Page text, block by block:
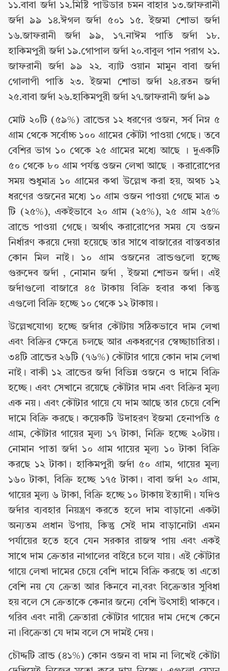
১১.বাবা জর্দা ১২.মিষ্টি পাউডার চমন বাহার ১৩.জাফরানী
জর্দা ৯৯ ১৪.ঈগল জর্দা ৫০১ ১৫. ইজমা শোভা জর্দা
১৬.জাফরানী জর্দা ৯৯, ১৭.নাঈম পাতি জর্দা ১৮.
হাকিমপুরী জর্দা ১৯.গোপাল জর্দা ২০.বাবুল পান পরাগ ২১.
জাফরানী জর্দা ৯৯ ২২. ব্যাট ওয়ান মামুন বাবা জর্দা
গোলাপী পাতি ২৩. ইজমা শোভা জর্দা ২৪.রতন জর্দা
২৫.বাবা জর্দা ২৬.হাকিমপুরী জর্দা ২৭.জাফরানী জর্দা ৯৯
মোট ২০টি (৫৯%) ব্রান্ডের ১২ ধরণের ওজন, সর্ব নিম্ন ৫
গ্রাম থেকে সর্বোচ্চ ১০০ গ্রামের কৌটা পাওয়া গেছে। তবে
বেশির ভাগ ১০ থেকে ২৫ গ্রামের মধ্যে আছে । দুএকটি
৫০ থেকে ৮০ গ্রাম পর্যন্ত ওজন লেখা আছে । করারোপের
সময় শুধুমাত্র ১০ গ্রামের কথা উল্লেখ করা হয়, অথচ ১২
ধরণের ওজনের মধ্যে ১০ গ্রাম ওজন পাওয়া গেছে মাত্র ৩
টি (২৫%), একইভাবে ২০ গ্রাম (২৫%), ২৫ গ্রাম ২৫%
ব্রান্ডে পাওয়া গেছে। অর্থাৎ করারোপের সময় যে ওজন
নির্ধারণ করয়ে দেয়া হয়েছে তার সাথে বাজারের বাস্তবতার
কোন মিল নাই। ১০ গ্রাম ওজনের ব্রান্ডগুলো হচ্ছে
গুরুদেব জর্দা , নোমান জর্দা , ইজমা শোভন জর্দা। এই
জর্দাগুলো বাজারে ৪৫ টাকায় বিক্রি হবার কথা কিন্তু
এগুলো বিক্রি হচ্ছে ১০ থেকে ১২ টাকায়।
উল্লেখযোগ্য হচ্ছে জর্দার কৌটায় সঠিকভাবে দাম লেখা
এবং বিক্রির ক্ষেত্রে চলছে আর একধরণের স্বেচ্ছাচারিতা।
৩৪টি ব্রান্ডের ২৬টি (৭৬%) কৌটার গায়ে কোন দাম লেখা
নাই। বাকী ১২ ব্রান্ডের জর্দা বিভিন্ন ওজনে ও দামে বিক্রি
হচ্ছে। এবং সেখানে রয়েছে কৌটার দাম এবং বিক্রির মূল্য
এক নয়। এবং কৌটার গায়ে যে দাম আছে তার চেয়ে বেশি
দামে বিক্রি করছে। কয়েকটি উদাহরণ ইজমা হেনাপতি ৫
গ্রাম, কৌটার গায়ের মূল্য ১৭ টাকা, নিক্রি হচ্ছে ২০টায়।
নোমান পাতা জর্দা ১০ গ্রাম গায়ের মূল্য ১০ টাকা বিক্রি
করছে ১২ টাকা। হাকিমপুরী জর্দা ৫০ গ্রাম, গায়ের মূল্য
১৬০ টাকা, বিক্রি হচ্ছে ১৭৫ টাকা। বাবা জর্দা ২০ গ্রাম,
গায়ের মূল্য ৬ টাকা, বিক্রি হচ্ছে ১০ টাকায় ইত্যাদী। যদিও
জর্দার ব্যবহার নিয়ন্ত্রণ করতে হলে দাম বাড়ানো একটা
অন্যতম প্রধান উপায়, কিন্তু সেই দাম বাড়ানোটা এমন
পর্যায়ের হতে হবে যেন সরকার রাজস্ব পায় এবং একই
সাথে দাম ক্রেতার নাগালের বাইরে চলে যায়। এই কৌটার
গায়ে লেখা দামের চেয়ে বেশি দামে বিক্রি করছে তা এতো
বেশি নয় যে ক্রেতা আর কিনবে না,বরং বিক্রেতার সুবিধা
হয় বলে সে ক্রেতাকে কেনার জন্যে বেশি উৎসাহী থাকবে।
গরিব এবং নারী ক্রেতারা কৌটার গায়ের দাম দেখে কেনে
না।বিক্রেতা যে দাম বলে সে দামই দেয়।
চৌদ্দটি ব্রান্ড (৪১%) কোন ওজন বা দাম না লিখেই কৌটা